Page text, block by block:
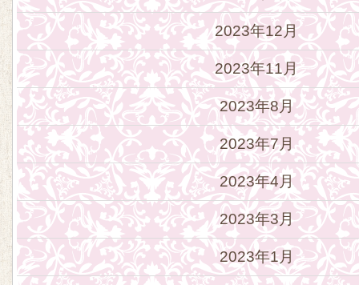
2023年12月
2023年11月
2023年8月
2023年7月
2023年4月
2023年3月
2023年1月